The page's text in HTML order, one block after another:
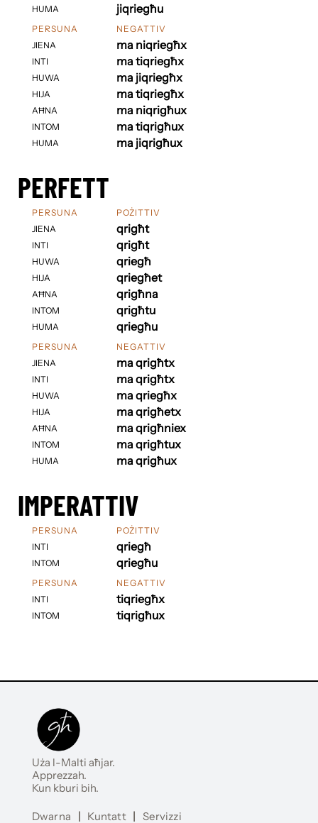
HUMA
jiqriegħu
PERSUNA
JIENA
INTI
HUWA
HIJA
AĦNA
INTOM
HUMA
NEGATTIV
ma niqriegħx
ma tiqriegħx
ma jiqriegħx
ma tiqriegħx
ma niqrigħux
ma tiqrigħux
ma jiqrigħux
PERFETT
PERSUNA
JIENA
INTI
HUWA
HIJA
AĦNA
INTOM
HUMA
POŻITTIV
qrigħt
qrigħt
qriegħ
qriegħet
qrigħna
qrigħtu
qriegħu
PERSUNA
JIENA
INTI
HUWA
HIJA
AĦNA
INTOM
HUMA
NEGATTIV
ma qrigħtx
ma qrigħtx
ma qriegħx
ma qrigħetx
ma qrigħniex
ma qrigħtux
ma qrigħux
IMPERATTIV
PERSUNA
INTI
INTOM
POŻITTIV
qriegħ
qriegħu
PERSUNA
INTI
INTOM
NEGATTIV
tiqriegħx
tiqrigħux
Uża l-Malti aħjar.
Apprezzah.
Kun kburi bih.
Dwarna | Kuntatt | Servizzi